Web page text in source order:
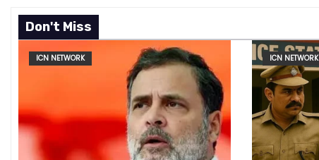
o
n
Don't Miss
ICN NETWORK ICN NETWORK